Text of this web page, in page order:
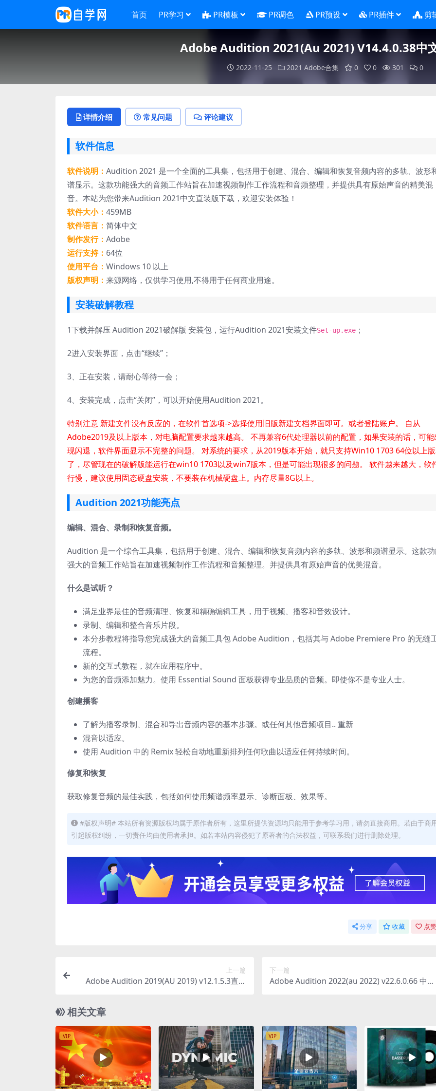
首页 PR学习 PR模板 PR调色 PR预设 PR插件 剪
Adobe Audition 2021(Au 2021) V14.4.0.38中
2022-11-25 2021 Adobe合集 0 0 301 0
详情介绍 常见问题 评论建议
软件信息
软件说明： Audition 2021 是一个全面的工具集，包括用于创建、混合、编辑和恢复音频内容的多轨、波形
谱显示。这款功能强大的音频工作站旨在加速视频制作工作流程和音频整理，并提供具有原始声音的精美混
音。本站为您带来Audition 2021中文直装版下载，欢迎安装体验！
软件大小： 459MB
软件语言： 简体中文
制作发行： Adobe
运行支持： 64位
使用平台： Windows 10 以上
版权声明： 来源网络，仅供学习使用,不得用于任何商业用途。
安装破解教程
1下载并解压 Audition 2021破解版 安装包，运行Audition 2021安装文件Set-up.exe ；
2进入安装界面，点击“继续”；
3、正在安装，请耐心等待一会；
4、安装完成，点击“关闭”，可以开始使用Audition 2021。
特别注意 新建文件没有反应的，在软件首选项->选择使用旧版新建文档界面即可。或者登陆账户。 自从
Adobe2019及以上版本，对电脑配置要求越来越高。 不再兼容6代处理器以前的配置，如果安装的话，可能
现闪退，软件界面显示不完整的问题。 对系统的要求，从2019版本开始，就只支持Win10 1703 64位以上
了，尽管现在的破解版能运行在win10 1703以及win7版本，但是可能出现很多的问题。 软件越来越大，软
行慢，建议使用固态硬盘安装，不要装在机械硬盘上。内存尽量8G以上。
Audition 2021功能亮点
编辑、混合、录制和恢复音频。
Audition 是一个综合工具集，包括用于创建、混合、编辑和恢复音频内容的多轨、波形和频谱显示。这款
强大的音频工作站旨在加速视频制作工作流程和音频整理。并提供具有原始声音的优美混音。
什么是试听？
满足业界最佳的音频清理、恢复和精确编辑工具，用于视频、播客和音效设计。
录制、编辑和整合音乐片段。
本分步教程将指导您完成强大的音频工具包 Adobe Audition，包括其与 Adobe Premiere Pro 的无缝
流程。
新的交互式教程，就在应用程序中。
为您的音频添加魅力。使用 Essential Sound 面板获得专业品质的音频。即使你不是专业人士。
创建播客
了解为播客录制、混合和导出音频内容的基本步骤。或任何其他音频项目.. 重新
混音以适应。
使用 Audition 中的 Remix 轻松自动地重新排列任何歌曲以适应任何持续时间。
修复和恢复
获取修复音频的最佳实践，包括如何使用频谱频率显示、诊断面板、效果等。
#版权声明# 本站所有资源版权均属于原作者所有，这里所提供资源均只能用于参考学习用，请勿直接商用。若由于商
引起版权纠纷，一切责任均由使用者承担。如若本站内容侵犯了原著者的合法权益，可联系我们进行删除处理。
分享 收藏 点
上一篇
Adobe Audition 2019(AU 2019) v12.1.5.3直装
下一篇
Adobe Audition 2022(au 2022) v22.6.0.66 中文
相关文章
VIP VIP